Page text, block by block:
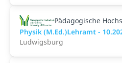
Pädagogische
Physik (M.Ed.)Lehramt -
Ludwigsburg